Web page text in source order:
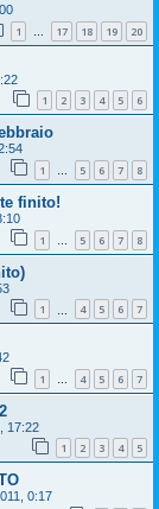
1 … 17 18 19 20
1 2 3 4 5 6
1 … 5 6 7 8
finito!
1 5 6 7 8
1 4 5 6 7
1 … 4 5 6 7
17:22
1 2 3 4 5
0:17